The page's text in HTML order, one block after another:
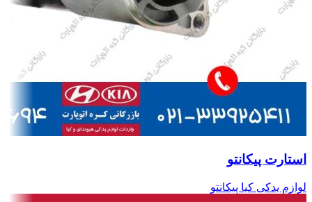
استارت پیکانتو
لوازم یدکی کیا پیکانتو